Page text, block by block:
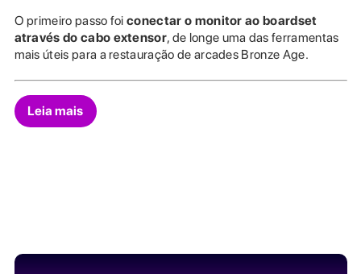
O primeiro passo foiconectar o monitor ao boardset
através do cabo extensor, de longe uma das ferramentas
mais úteis para a restauração de arcades Bronze Age.
Leia mais